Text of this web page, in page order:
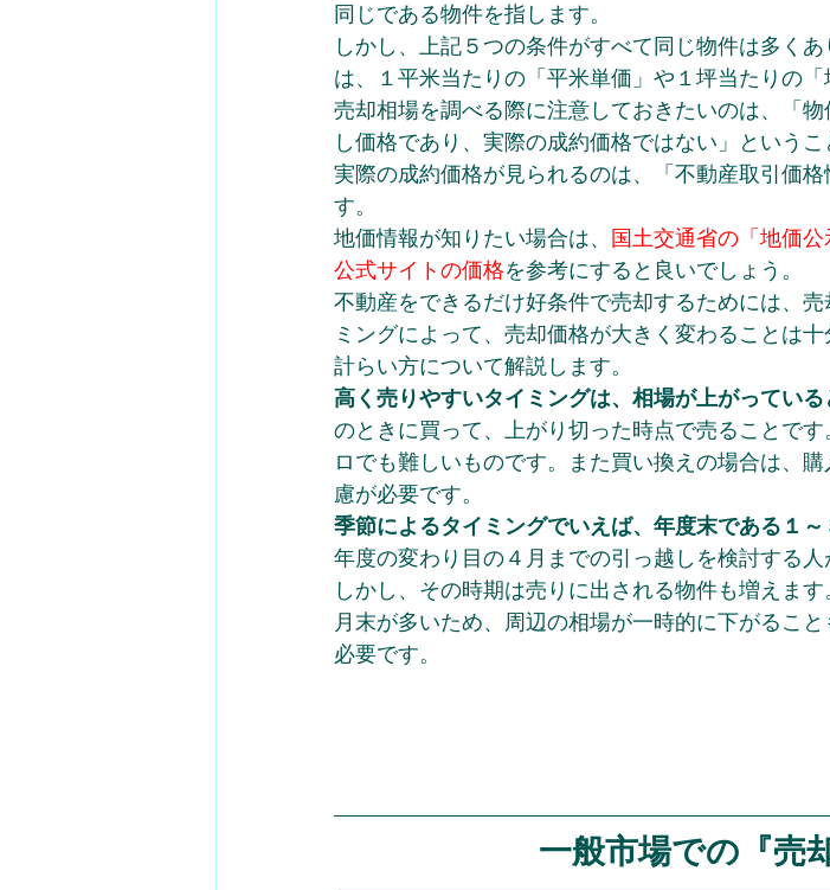
同じである物件を指します。
しかし、上記５つの条件がすべて同じ物件は多く
は、１平米当たりの「平米単価」や１坪当たりの
売却相場を調べる際に注意しておきたいのは、「
し価格であり、実際の成約価格ではない」というこ
実際の成約価格が見られるのは、「不動産取引価
す。
地価情報が知りたい場合は、 国土交通省の「地価
公式サイトの価格を参考にすると良いでしょう。
不動産をできるだけ好条件で売却するためには、
ミングによって、売却価格が大きく変わることは
計らい方について解説します。
高く売りやすいタイミングは、相場が上がっている
のときに買って、上がり切った時点で売ることで
ロでも難しいものです。また買い換えの場合は、
慮が必要です。
季節によるタイミングでいえば、年度末である１
年度の変わり目の４月までの引っ越しを検討する人
しかし、その時期は売りに出される物件も増えま
月末が多いため、周辺の相場が一時的に下がるこ
必要です。
一般市場での『売